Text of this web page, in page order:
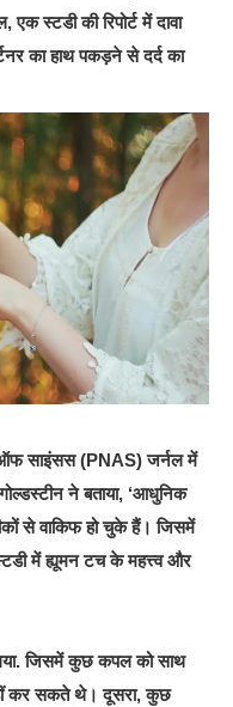
स्टडी की रिपोर्ट में दावा
का हाथ पकड़ने से दर्द का
साइंसस (PNAS) जर्नल में
ने बताया, ‘आधुनिक
से वाकिफ हो चुके हैं। जिसमें
में ह्यूमन टच के महत्त्व और
गया. जिसमें कुछ कपल को साथ
कर सकते थे। दूसरा, कुछ